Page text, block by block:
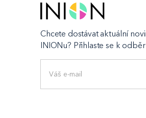
Chcete dostávat aktuální
INIONu? Přihlaste se k